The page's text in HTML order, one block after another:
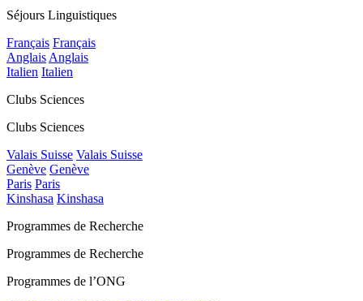
Séjours Linguistiques
Français Français
AnglaisAnglais
Italien Italien
Clubs Sciences
Clubs Sciences
Valais Suisse Valais Suisse
Genève Genève
Paris Paris
Kinshasa Kinshasa
Programmes de Recherche
Programmes de Recherche
Programmes de l’ONG